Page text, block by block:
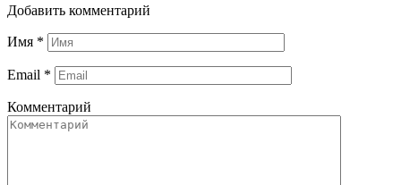
Добавить комментарий
Имя *
Email *
Комментарий